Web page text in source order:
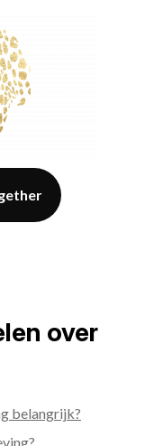
over
belangrijk?